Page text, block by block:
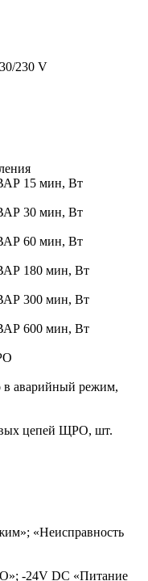
230 V
15 мин, Вт
30 мин, Вт
60 мин, Вт
180 мин, Вт
300 мин, Вт
600 мин, Вт
в аварийный режим,
цепей ЩРО, шт.
«Неисправность
-24V DC «Питание